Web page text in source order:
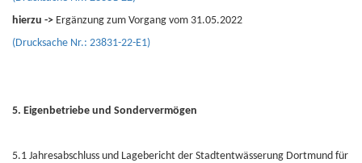
hierzu -> Ergänzung zum Vorgang vom 31.05.2022
(Drucksache Nr.: 23831-22-E1)
5. Eigenbetriebe und Sondervermögen
5.1 Jahresabschluss und Lagebericht der Stadtentwässerung Dortmund für